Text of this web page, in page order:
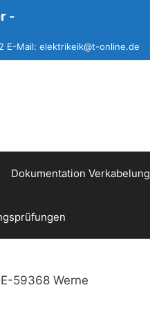
-
E-Mail: elektrikeik@t-online.de
Dokumentation Verkabelung